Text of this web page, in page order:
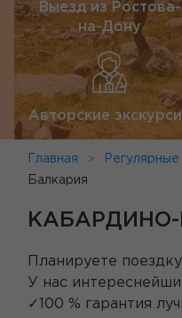
Выезд из Ростова-
на-Дону
Авторские
Главная
Балкария
Планируете
У нас
✓100 % гарантия